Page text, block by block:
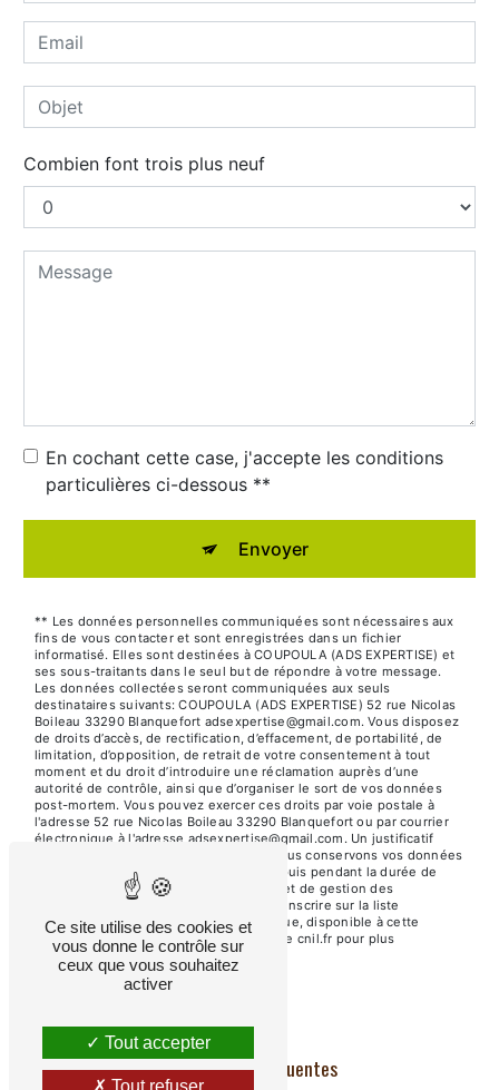
Combien font trois plus neuf
En cochant cette case, j'accepte les conditions
particulières ci-dessous **
Envoyer
** Les données personnelles communiquées sont nécessaires aux
fins de vous contacter et sont enregistrées dans un fichier
informatisé. Elles sont destinées à COUPOULA (ADS EXPERTISE) et
ses sous-traitants dans le seul but de répondre à votre message.
Les données collectées seront communiquées aux seuls
destinataires suivants: COUPOULA (ADS EXPERTISE) 52 rue Nicolas
Boileau 33290 Blanquefort adsexpertise@gmail.com. Vous disposez
de droits d’accès, de rectification, d’effacement, de portabilité, de
limitation, d’opposition, de retrait de votre consentement à tout
moment et du droit d’introduire une réclamation auprès d’une
autorité de contrôle, ainsi que d’organiser le sort de vos données
post-mortem. Vous pouvez exercer ces droits par voie postale à
l'adresse 52 rue Nicolas Boileau 33290 Blanquefort ou par courrier
électronique à l'adresse adsexpertise@gmail.com. Un justificatif
d'identité pourra vous être demandé. Nous conservons vos données
pendant la période de prise de contact puis pendant la durée de
prescription légale aux fins probatoires et de gestion des
contentieux. Vous avez le droit de vous inscrire sur la liste
d'opposition au démarchage téléphonique, disponible à cette
adresse: Bloctel.gouv.fr. Consultez le site cnil.fr pour plus
d’informations sur vos droits.
Recherches fréquentes
Ce site utilise des cookies et
vous donne le contrôle sur
ceux que vous souhaitez
activer
Tout accepter
Tout refuser